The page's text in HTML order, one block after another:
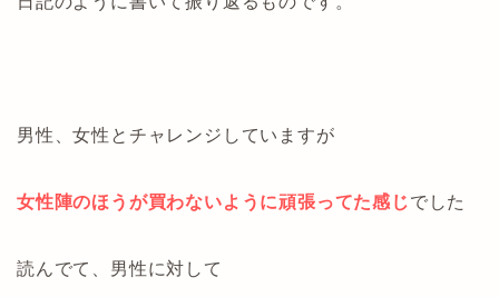
男性、女性とチャレンジしていますが
女性陣のほうが買わないように頑張ってた感じでした
読んでて、男性に対して